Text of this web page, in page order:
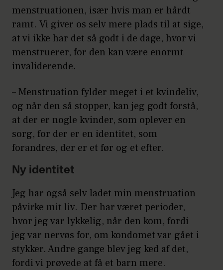
menstruationen, især hvis man er hårdt
ramt. Vi giver os selv mere plads til at sige,
at vi ikke har det så godt i de dage, hvor vi
menstruerer, for den kan være enormt
invaliderende.
– Menstruation fylder meget i et kvindeliv,
og når den så stopper, kan jeg godt forstå,
at der er nogle kvinder, som oplever en
sorg, for der er en identitet, som
forandres, der er et før og et efter.
Ny identitet
Jeg har også selv ladet min menstruation
påvirke mit liv. Der har været perioder,
hvor jeg var lykkelig, når den kom, fordi
jeg var nervøs for, om kondomet var gået i
stykker. Andre gange blev jeg ked af det,
fordi vi prøvede at få et barn mere.